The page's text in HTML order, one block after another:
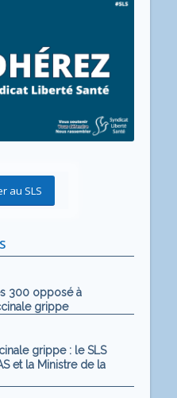
au SLS
300 opposé à
grippe
grippe : le SLS
et la Ministre de la